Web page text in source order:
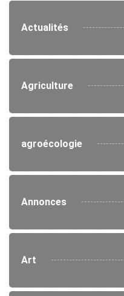
Actualités
Agriculture
agroécologie
Annonces
Art